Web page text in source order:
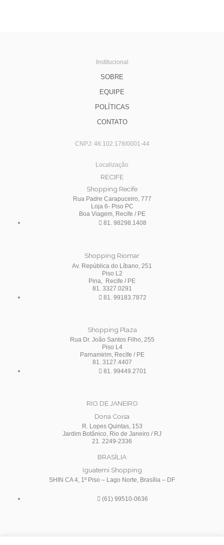
Institucional
SOBRE
EQUIPE
POLÍTICAS
CONTATO
CNPJ: 46.102.178/0001-44
Localização
RECIFE
Shopping Recife
Rua Padre Carapuceiro, 777
Loja 6- Piso PC
Boa Viagem, Recife / PE
81. 98298.1408
Shopping Riomar
Av. República do Líbano, 251
Piso L2
Pina, Recife / PE
81. 3327.0291
81. 99183.7872
Shopping Plaza
Rua Dr. João Santos Filho, 255
Piso L4
Parnamirim, Recife / PE
81. 3127.4407
81. 99449.2701
RIO DE JANEIRO
Dona Coisa
R. Lopes Quintas, 153
Jardim Botânico, Rio de Janeiro / RJ
21. 2249-2336
BRASÍLIA
Iguatemi Shopping
SHIN CA 4, 1º Piso – Lago Norte, Brasília – DF
(61) 99510-0636